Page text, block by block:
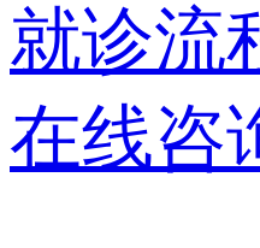
就诊流
在线咨